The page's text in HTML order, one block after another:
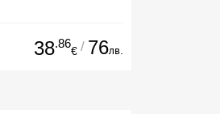
38.86
€ / 76лв.